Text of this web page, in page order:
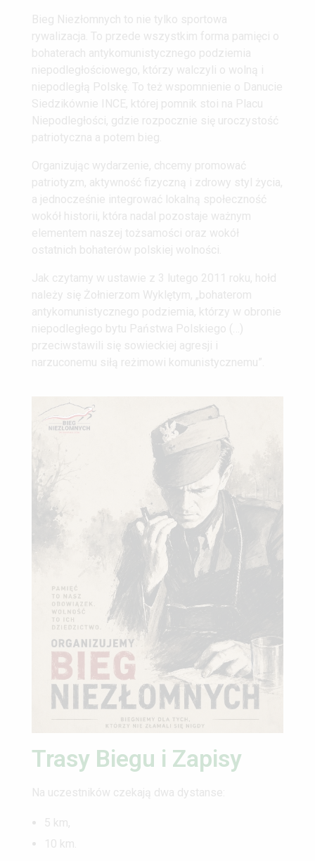
Bieg Niezłomnych to nie tylko sportowa
rywalizacja. To przede wszystkim forma pamięci o
bohaterach antykomunistycznego podziemia
niepodległościowego, którzy walczyli o wolną i
niepodległą Polskę. To też wspomnienie o Danucie
Siedzikównie INCE, której pomnik stoi na Placu
Niepodległości, gdzie rozpocznie się uroczystość
patriotyczna a potem bieg.
Organizując wydarzenie, chcemy promować
patriotyzm, aktywność fizyczną i zdrowy styl życia,
a jednocześnie integrować lokalną społeczność
wokół historii, która nadal pozostaje ważnym
elementem naszej tożsamości oraz wokół
ostatnich bohaterów polskiej wolności.
Jak czytamy w ustawie z 3 lutego 2011 roku, hołd
należy się Żołnierzom Wyklętym, „bohaterom
antykomunistycznego podziemia, którzy w obronie
niepodległego bytu Państwa Polskiego (…)
przeciwstawili się sowieckiej agresji i
narzuconemu siłą reżimowi komunistycznemu”.
Trasy Biegu i Zapisy
Na uczestników czekają dwa dystanse:
5 km,
10 km.